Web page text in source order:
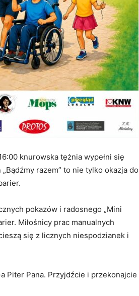
knurowska tężnia wypełni się
razem” to nie tylko okazja do
pokazów i radosnego „Mini
Miłośnicy prac manualnych
się z licznych niespodzianek i
Piter Pana. Przyjdźcie i przekonajcie